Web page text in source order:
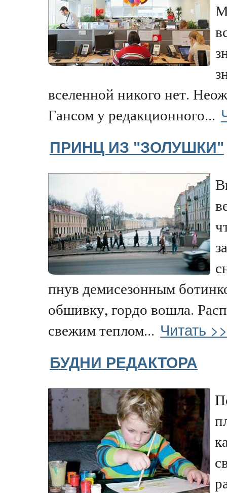
вселенной никого нет.
Гансом у редакционного...
ПРИНЦ ИЗ "ЗОЛУШКИ"
пнув демисезонным
обшивку, гордо вошла.
свежим теплом... Читать >>
БУДНИ РЕДАКТОРА